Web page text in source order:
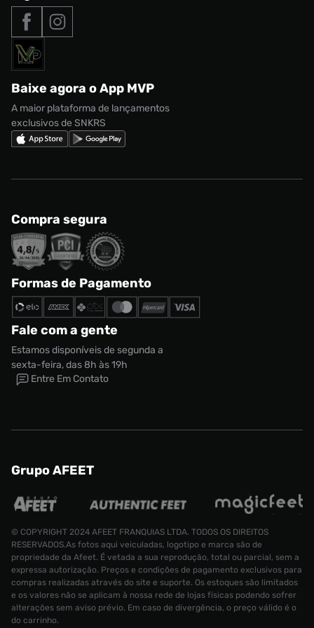
Roupas
Acessórios
Marcas
Nike Air Max
adidas Adi2000
adidas Campus
Nike Shox
Nossas lojas
Termos de uso
Política de privacidade
Regulamento CRM/ CASHBACK
Regulamento Cupom
Tipos de entrega
Formas de Pagamento
Solicite seus dados
Baixe agora o App MVP
A maior plataforma de lançamentos
exclusivos de SNKRS
Compra segura
Formas de Pagamento
Fale com a gente
Estamos disponíveis de segunda a
sexta-feira, das 8h às 19h
Entre Em Contato
Grupo AFEET
© COPYRIGHT 2024 AFEET FRANQUIAS LTDA. TODOS OS DIREITOS
RESERVADOS.As fotos aqui veiculadas, logotipo e marca são de
propriedade da Afeet. É vetada a sua reprodução, total ou parcial, sem a
expressa autorização. Preços e condições de pagamento exclusivos para
compras realizadas através do site e suporte. Os estoques são limitados
e os valores não se aplicam à nossa rede de lojas físicas podendo sofrer
alterações sem aviso prévio. Em caso de divergência, o preço válido é o
do carrinho.